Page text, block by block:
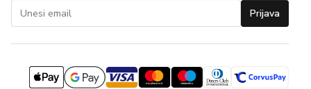
Prijava